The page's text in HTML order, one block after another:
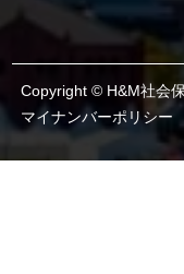
Copyright © H&M社会
マイナンバーポリシー